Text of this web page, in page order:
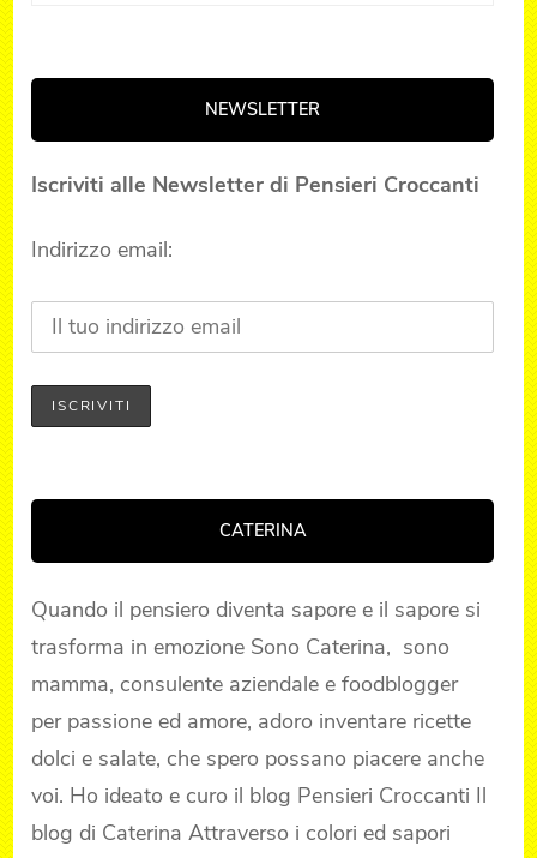
NEWSLETTER
Iscriviti alle Newsletter di Pensieri Croccanti
Indirizzo email:
CATERINA
Quando il pensiero diventa sapore e il sapore si
trasforma in emozione Sono Caterina, sono
mamma, consulente aziendale e foodblogger
per passione ed amore, adoro inventare ricette
dolci e salate, che spero possano piacere anche
voi. Ho ideato e curo il blog Pensieri Croccanti Il
blog di Caterina Attraverso i colori ed sapori